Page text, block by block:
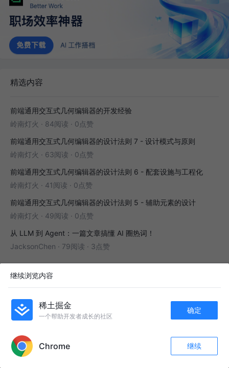
519
精选内容
前端通用交互式几何编辑器的开发经验
岭南灯火 · 84阅读 · 0点赞
前端通用交互式几何编辑器的设计法则 7 - 设计模式与原则
岭南灯火 · 63阅读 · 0点赞
前端通用交互式几何编辑器的设计法则 6 - 配套设施与工程化
岭南灯火 · 41阅读 · 0点赞
前端通用交互式几何编辑器的设计法则 5 - 辅助元素的设计
岭南灯火 · 49阅读 · 0点赞
从 LLM 到 Agent：一篇文章搞懂 AI 圈热词！
JacksonChen · 79阅读 · 3点赞
在项目中使用eslint&perttier小结
彻底搞懂 ESLint 与 Prettier 之间的爱恨情仇
继续浏览内容
稀土掘金
一个帮助开发者成长的社区
确定
Chrome 继续